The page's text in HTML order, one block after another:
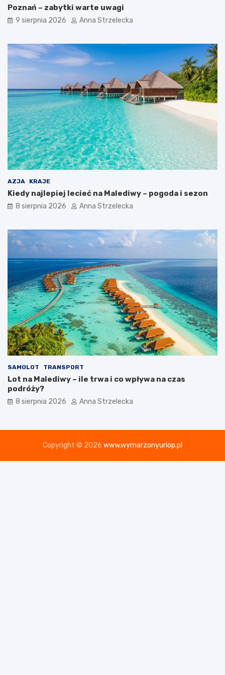
iPoznań – zabytki warte uwagi
9 sierpnia 2026 Anna Strzelecka
AZJA KRAJE
Kiedy najlepiej lecieć na Malediwy – pogoda i sezon
8 sierpnia 2026 Anna Strzelecka
SAMOLOT TRANSPORT
Lot na Malediwy – ile trwa i co wpływa na czas
podróży?
8 sierpnia 2026 Anna Strzelecka
Copyright © 2026 www.wymarzonyurlop.pl